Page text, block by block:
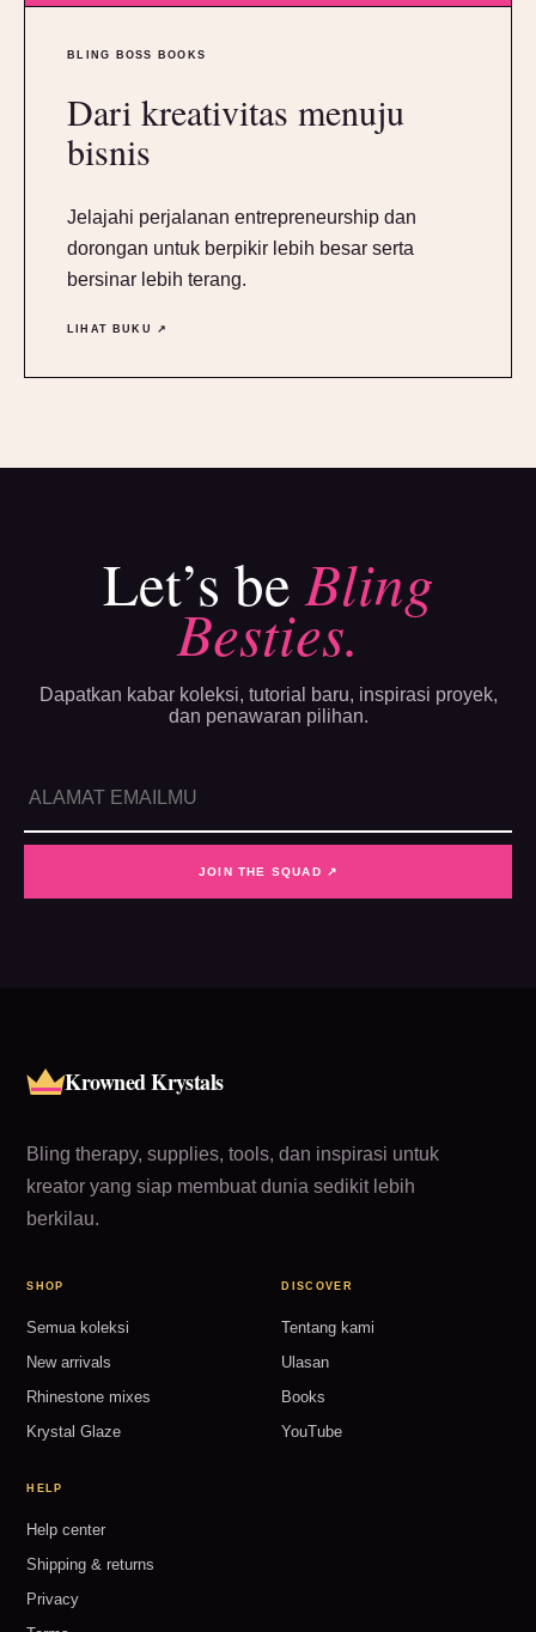
BLING BOSS BOOKS
Dari kreativitas menuju
bisnis
Jelajahi perjalanan entrepreneurship dan
dorongan untuk berpikir lebih besar serta
bersinar lebih terang.
LIHAT BUKU ↗
Let’s beBling
Besties.
Dapatkan kabar koleksi, tutorial baru, inspirasi proyek,
dan penawaran pilihan.
JOIN THE SQUAD ↗
Krowned Krystals
Bling therapy, supplies, tools, dan inspirasi untuk
kreator yang siap membuat dunia sedikit lebih
berkilau.
SHOP
Semua koleksi
New arrivals
Rhinestone mixes
Krystal Glaze
DISCOVER
Tentang kami
Ulasan
Books
YouTube
HELP
Help center
Shipping & returns
Privacy